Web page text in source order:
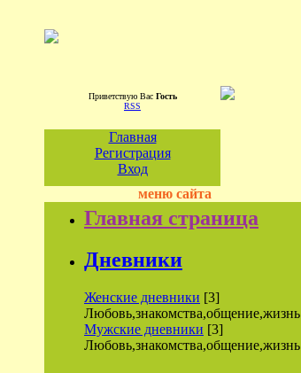
Приветствую Вас Гость
RSS
Главная
Регистрация
Вход
меню сайта
Главная страница
Дневники
Женские дневники [3]
Любовь,знакомства,общение,жизнь
Мужские дневники [3]
Любовь,знакомства,общение,жизнь